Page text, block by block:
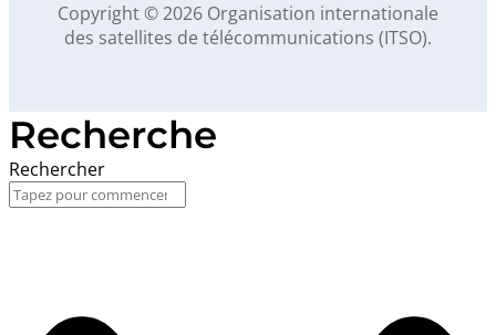
Copyright © 2026 Organisation internationale
des satellites de télécommunications (ITSO).
Recherche
Rechercher